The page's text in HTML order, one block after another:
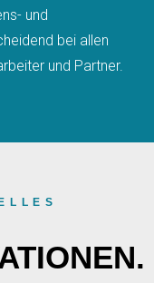
und
bei allen
und Partner.